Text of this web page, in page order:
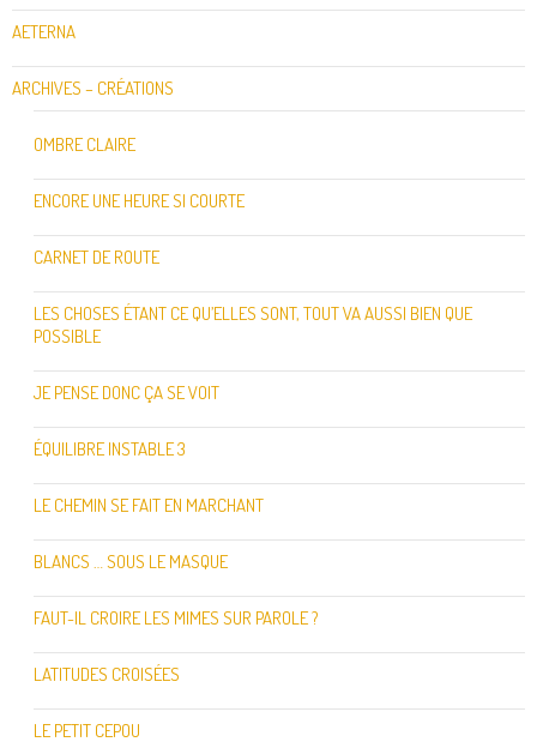
AETERNA
ARCHIVES – CRÉATIONS
OMBRE CLAIRE
ENCORE UNE HEURE SI COURTE
CARNET DE ROUTE
LES CHOSES ÉTANT CE QU’ELLES SONT, TOUT VA AUSSI BIEN QUE
POSSIBLE
JE PENSE DONC ÇA SE VOIT
ÉQUILIBRE INSTABLE 3
LE CHEMIN SE FAIT EN MARCHANT
BLANCS … SOUS LE MASQUE
FAUT-IL CROIRE LES MIMES SUR PAROLE ?
LATITUDES CROISÉES
LE PETIT CEPOU